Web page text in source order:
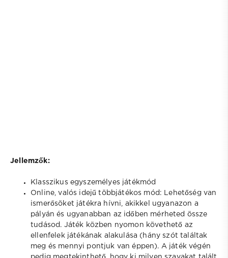
Jellemzők:
Klasszikus egyszemélyes játékmód
Online, valós idejű többjátékos mód: Lehetőség van
ismerősöket játékra hívni, akikkel ugyanazon a
pályán és ugyanabban az időben mérheted össze
tudásod. Játék közben nyomon követhető az
ellenfelek játékának alakulása (hány szót találtak
meg és mennyi pontjuk van éppen). A játék végén
pedig megtekinthető, hogy ki milyen szavakat talált